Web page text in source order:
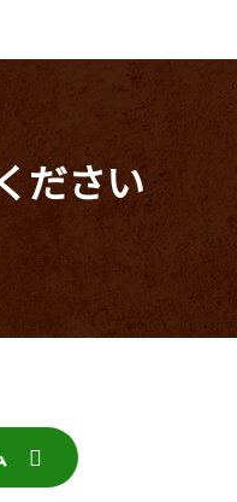
ださい